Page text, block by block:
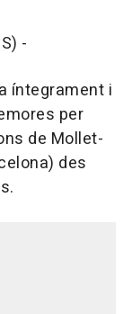
-
íntegrament i
per
de Mollet-
des